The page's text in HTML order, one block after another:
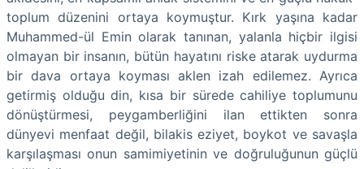
toplum düzenini ortaya koymuştur. Kırk yaşına kadar
Muhammed-ül Emin olarak tanınan, yalanla hiçbir ilgisi
olmayan bir insanın, bütün hayatını riske atarak uydurma
bir dava ortaya koyması aklen izah edilemez. Ayrıca
getirmiş olduğu din, kısa bir sürede cahiliye toplumunu
dönüştürmesi, peygamberliğini ilan ettikten sonra
dünyevi menfaat değil, bilakis eziyet, boykot ve savaşla
karşılaşması onun samimiyetinin ve doğruluğunun güçlü